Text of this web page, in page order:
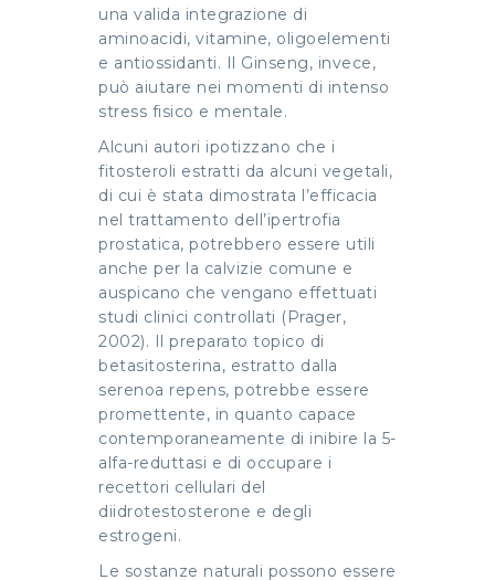
una valida integrazione di
aminoacidi, vitamine, oligoelementi
e antiossidanti. Il Ginseng, invece,
può aiutare nei momenti di intenso
stress fisico e mentale.
Alcuni autori ipotizzano che i
fitosteroli estratti da alcuni vegetali,
di cui è stata dimostrata l’efficacia
nel trattamento dell’ipertrofia
prostatica, potrebbero essere utili
anche per la calvizie comune e
auspicano che vengano effettuati
studi clinici controllati (Prager,
2002). Il preparato topico di
betasitosterina, estratto dalla
serenoa repens, potrebbe essere
promettente, in quanto capace
contemporaneamente di inibire la 5-
alfa-reduttasi e di occupare i
recettori cellulari del
diidrotestosterone e degli
estrogeni.
Le sostanze naturali possono essere